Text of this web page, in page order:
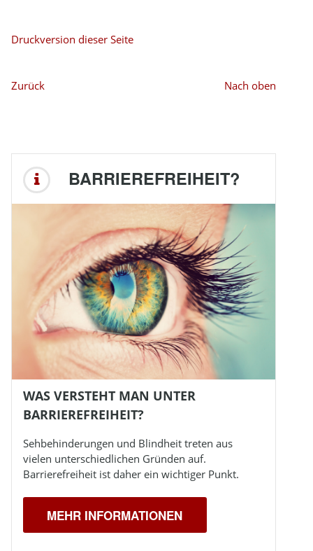
Druckversion dieser Seite
Zurück Nach oben
BARRIEREFREIHEIT?
WAS VERSTEHT MAN UNTER
BARRIEREFREIHEIT?
Sehbehinderungen und Blindheittreten aus
vielen unterschiedlichen Gründen auf.
Barrierefreiheit ist daher ein wichtiger Punkt.
MEHR INFORMATIONEN